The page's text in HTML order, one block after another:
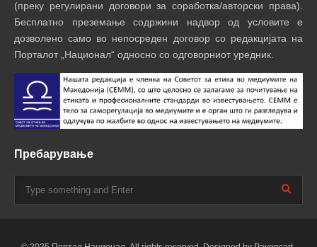
(преку регулирани договори за соработка/авторски права).
Бесплатно преземање содржини надвор од условите е
дозволено само во непосреден договор со редакцијата на
Порталот „Национал“ односно со одговорниот уредник.
Пребарување